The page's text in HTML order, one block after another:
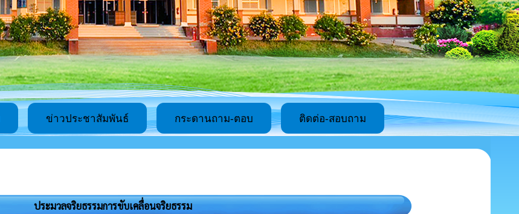
ข่าวประชาสัมพันธ์ กระดานถาม-ตอบ ติดต่อ-สอบถาม
ประมวลจริยธรรมการขับเคลื่อนจริยธรรม